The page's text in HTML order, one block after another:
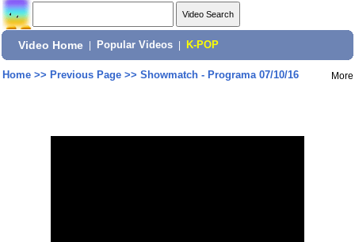
Video Home Popular Videos K-POP
Home>> Previous Page>> Showmatch - Programa 07/10/16 More